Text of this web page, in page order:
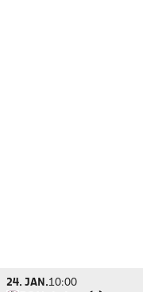
24. JAN.10:00